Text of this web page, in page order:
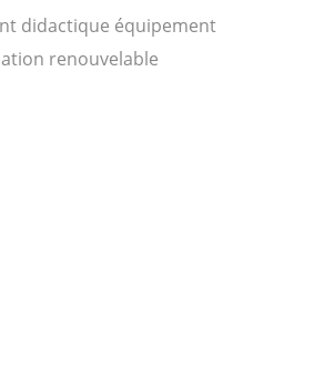
didactique équipement
renouvelable